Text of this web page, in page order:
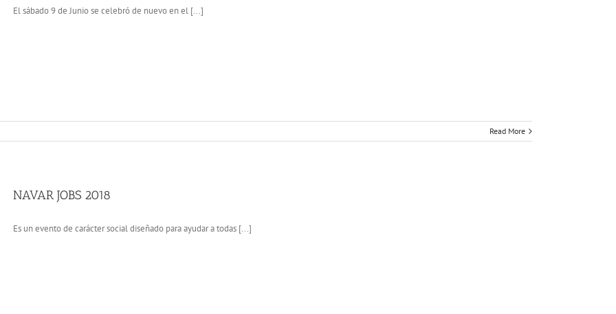
El sábado 9 de Junio se celebró de nuevo en el [...]
Read More
NAVAR JOBS 2018
Es un evento de carácter social diseñado para ayudar a todas [...]